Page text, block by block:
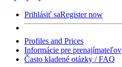
Prihlásiť saRegister now
Profiles and Prices
Informácie pre prenajímateľov
Často kladené otázky / FAQ